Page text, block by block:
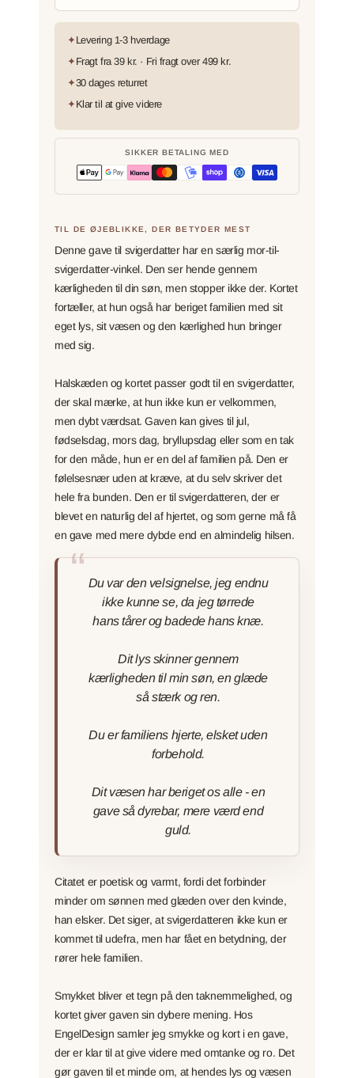
✦Levering 1-3 hverdage
✦Fragt fra 39 kr. · Fri fragt over 499 kr.
✦30 dages returret
✦Klar til at give videre
SIKKER BETALING MED
TIL DE ØJEBLIKKE, DER BETYDER MEST
Denne gave til svigerdatter har en særlig mor-til-
svigerdatter-vinkel. Den ser hende gennem
kærligheden til din søn, men stopper ikke der. Kortet
fortæller, at hun også har beriget familien med sit
eget lys, sit væsen og den kærlighed hun bringer
med sig.
Halskæden og kortet passer godt til en svigerdatter,
der skal mærke, at hun ikke kun er velkommen,
men dybt værdsat. Gaven kan gives til jul,
fødselsdag, mors dag, bryllupsdag eller som en tak
for den måde, hun er en del af familien på. Den er
følelsesnær uden at kræve, at du selv skriver det
hele fra bunden. Den er til svigerdatteren, der er
blevet en naturlig del af hjertet, og som gerne må få
en gave med mere dybde end en almindelig hilsen.
Du var den velsignelse, jeg endnu
ikke kunne se, da jeg tørrede
hans tårer og badede hans knæ.
Dit lys skinner gennem
kærligheden til min søn, en glæde
så stærk og ren.
Du er familiens hjerte, elsket uden
forbehold.
Dit væsen har beriget os alle - en
gave så dyrebar, mere værd end
guld.
Citatet er poetisk og varmt, fordi det forbinder
minder om sønnen med glæden over den kvinde,
han elsker. Det siger, at svigerdatteren ikke kun er
kommet til udefra, men har fået en betydning, der
rører hele familien.
Smykket bliver et tegn på den taknemmelighed, og
kortet giver gaven sin dybere mening. Hos
EngelDesign samler jeg smykke og kort i en gave,
der er klar til at give videre med omtanke og ro. Det
gør gaven til et minde om, at hendes lys og væsen